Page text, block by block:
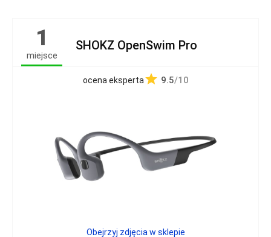
1
miejsce
SHOKZ OpenSwim Pro
ocena eksperta 9.5/10
Obejrzyj zdjęcia w sklepie